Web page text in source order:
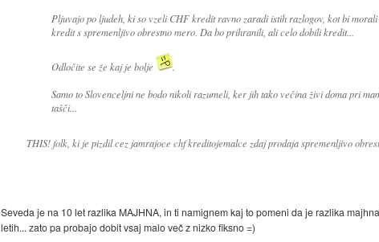
Pljuvajo po ljudeh, ki so vzeli CHF kredit ravno zaradi istih razlogov, kot bi morali
kredit s spremenljivo obrestno mero. Da bo prihranili, ali celo dobili kredit...
Odločite se že kaj je bolje .
Samo to Slovenceljni ne bodo nikoli razumeli, ker jih tako večina živi doma pri
tašči...
THIS! folk, ki je pizdil cez jamrajoce chf kreditojemalce zdaj prodaja spremenljivo
Seveda je na 10 let razlika MAJHNA, in ti namignem kaj to pomeni da je razlika
letih... zato pa probajo dobit vsaj malo več z nizko fiksno =)